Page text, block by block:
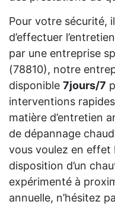
Pour votre sécurité,
d’effectuer
par une entreprise
(78810), notre
disponible 7jours/7
interventions
matière d’entretien
de dépannage
vous voulez en effet
disposition d’un
expérimenté à
annuelle, n’hésitez